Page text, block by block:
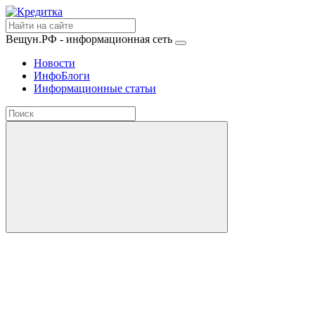
Вещун.РФ - информационная сеть
Новости
ИнфоБлоги
Информационные статьи